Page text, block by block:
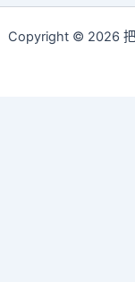
Copyright © 2026